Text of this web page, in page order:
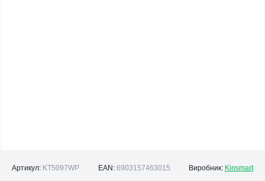
Артикул: KT5097WP EAN:6903157463015 Виробник: Kinsmart